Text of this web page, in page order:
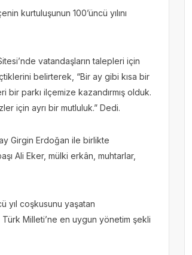
kurtuluşunun 100’üncü yılını
vatandaşların talepleri için
belirterek, “Bir ay gibi kısa bir
parkı ilçemize kazandırmış olduk.
için ayrı bir mutluluk.” Dedi.
Girgin Erdoğan ile birlikte
Ali Eker, mülki erkân, muhtarlar,
yıl coşkusunu yaşatan
Milleti’ne en uygun yönetim şekli